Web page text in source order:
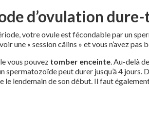
d’ovulation
votre ovule est fécondable par un
une « session câlins » et vous n’avez
vous pouvez tomber enceinte. Au-delà
spermatozoïde peut durer jusqu’à 4
le lendemain de son début. Il faut